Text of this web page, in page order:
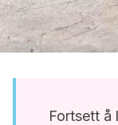
Fortsett å